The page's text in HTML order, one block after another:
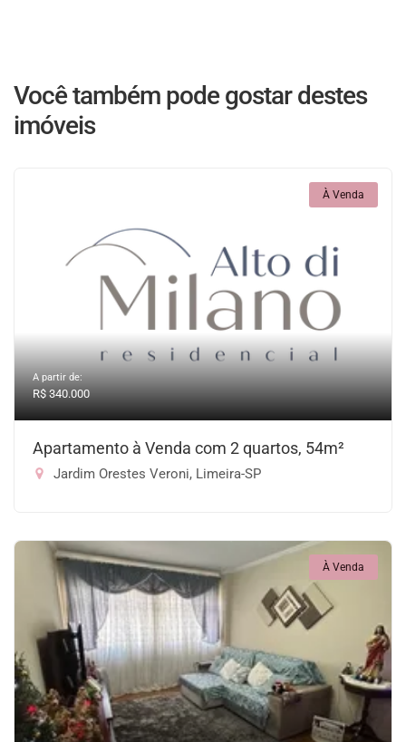
Você também pode gostar destes
imóveis
À Venda
A partir de:
R$ 340.000
Apartamento à Venda com 2 quartos, 54m²
Jardim Orestes Veroni, Limeira-SP
À Venda